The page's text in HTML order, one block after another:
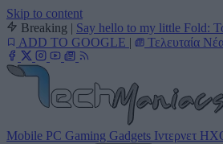
Skip to content
Breaking | Say hello to my little Fold:
ADD TO GOOGLE | Τελευταία
Mobile PC Gaming Gadgets Ιντερνετ